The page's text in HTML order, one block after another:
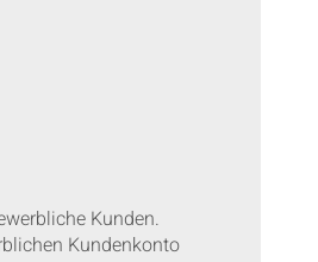
Kunden.
Kundenkonto